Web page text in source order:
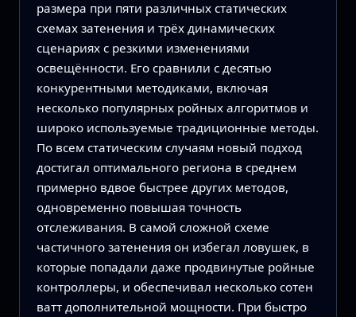
размера при пяти различных статических
схемах затенения и трёх динамических
сценариях с резкими изменениями
освещённости. Его сравнили с десятью
конкурентными методиками, включая
несколько популярных ройных алгоритмов и
широко используемые традиционные методы.
По всем статическим случаям новый подход
достигал оптимального региона в среднем
примерно вдвое быстрее других методов,
одновременно повышая точность
отслеживания. В самой сложной схеме
частичного затенения он избегал ловушек, в
которые попадали даже продвинутые ройные
контроллеры, и обеспечивал несколько сотен
ватт дополнительной мощности. При быстро